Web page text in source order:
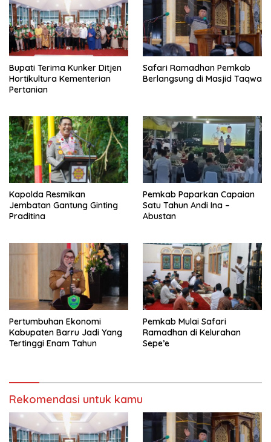
Bupati Terima Kunker Ditjen
Hortikultura Kementerian
Pertanian
Safari Ramadhan Pemkab
Berlangsung di Masjid Taqwa
Kapolda Resmikan
Jembatan Gantung Ginting
Praditina
Pemkab Paparkan Capaian
Satu Tahun Andi Ina –
Abustan
Pertumbuhan Ekonomi
Kabupaten Barru Jadi Yang
Tertinggi Enam Tahun
Pemkab Mulai Safari
Ramadhan di Kelurahan
Sepe’e
Rekomendasi untuk kamu